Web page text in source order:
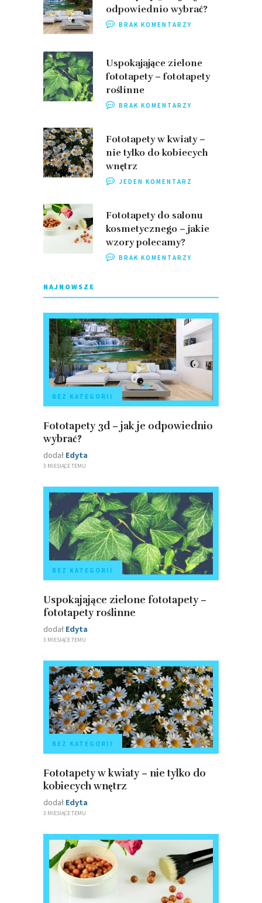
odpowiednio wybrać?
BRAK KOMENTARZY
Uspokajające zielone
fototapety – fototapety
roślinne
BRAK KOMENTARZY
Fototapety w kwiaty –
nie tylko do kobiecych
wnętrz
JEDEN KOMENTARZ
Fototapety do salonu
kosmetycznego – jakie
wzory polecamy?
BRAK KOMENTARZY
NAJNOWSZE
BEZ KATEGORII
Fototapety 3d – jak je odpowiednio
wybrać?
dodał Edyta
3 MIESIĄCE TEMU
BEZ KATEGORII
Uspokajające zielone fototapety –
fototapety roślinne
dodał Edyta
3 MIESIĄCE TEMU
BEZ KATEGORII
Fototapety w kwiaty – nie tylko do
kobiecych wnętrz
dodał Edyta
3 MIESIĄCE TEMU